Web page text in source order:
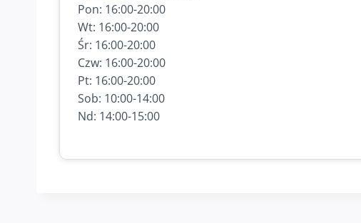
Pon: 16:00-20:00
Wt: 16:00-20:00
Śr: 16:00-20:00
Czw: 16:00-20:00
Pt: 16:00-20:00
Sob: 10:00-14:00
Nd: 14:00-15:00